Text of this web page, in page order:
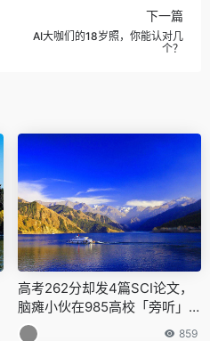
下一篇
AI大咖们的18岁照，你能认对几
个？
高考262分却发4篇SCI论文，
脑瘫小伙在985高校「旁听」1
2年，修完本科到博士所有课程
859